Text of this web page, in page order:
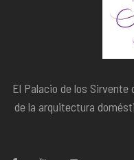
El Palacio de los Sirvente
de la arquitectura